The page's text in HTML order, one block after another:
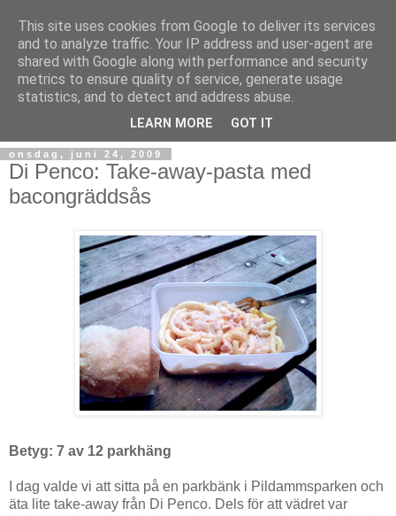
onsdag, juni 24, 2009
Di Penco: Take-away-pasta med
bacongräddsås
Betyg: 7 av 12 parkhäng
I dag valde vi att sitta på en parkbänk i Pildammsparken och
äta lite take-away från Di Penco. Dels för att vädret var
This site uses cookies from Google to deliver its services
and to analyze traffic. Your IP address and user-agent are
shared with Google along with performance and security
metrics to ensure quality of service, generate usage
statistics, and to detect and address abuse.
LEARN MORE GOT IT